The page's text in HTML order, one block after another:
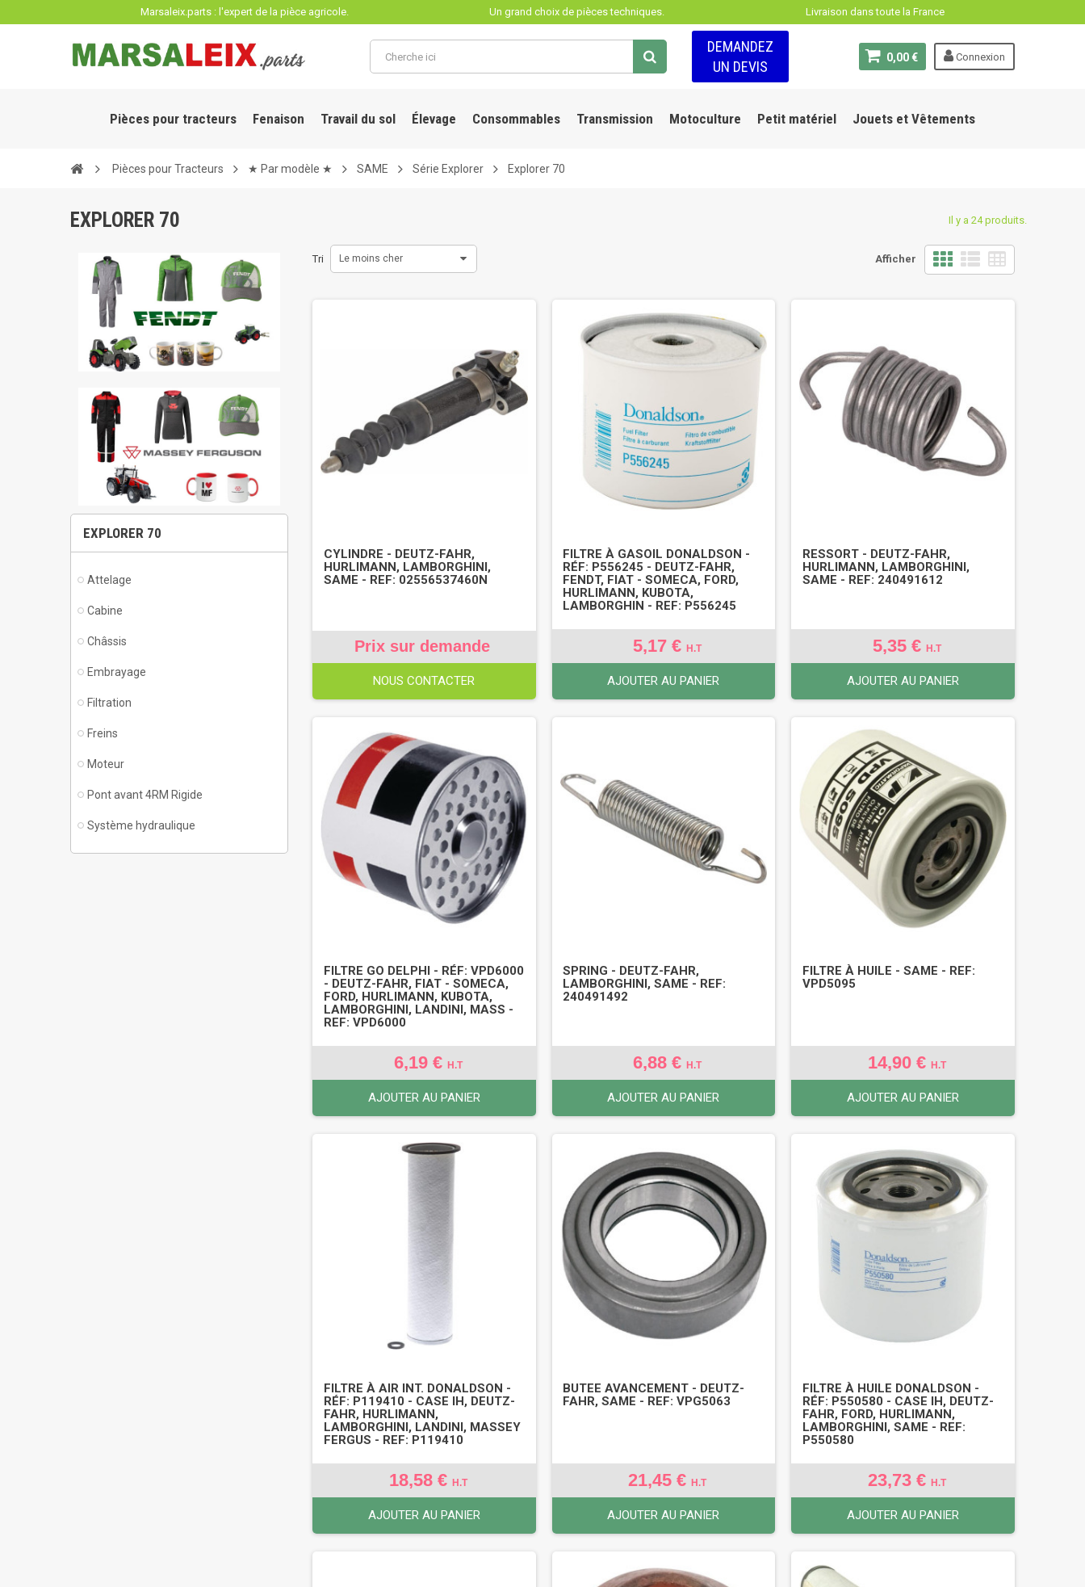
Marsaleix.parts : l'expert de la pièce agricole. Un grand choix de pièces techniques. Livraison dans toute la France
Connexion
0,00 €
DEMANDEZ
UN DEVIS
Pièces pour tracteurs Fenaison Travail du sol Élevage Consommables Transmission Motoculture Petit matériel Jouets et Vêtements
Pièces pour Tracteurs ★ Par modèle ★ SAME Série Explorer Explorer 70
EXPLORER 70 Il y a 24 produits.
EXPLORER 70
Attelage
Cabine
Châssis
Embrayage
Filtration
Freins
Moteur
Pont avant 4RM Rigide
Système hydraulique
Afficher
Tri Le moins cher
CYLINDRE - DEUTZ-FAHR,
HURLIMANN, LAMBORGHINI,
SAME - REF: 02556537460N
Prix sur demande
NOUS CONTACTER
FILTRE À GASOIL DONALDSON -
RÉF: P556245 - DEUTZ-FAHR,
FENDT, FIAT - SOMECA, FORD,
HURLIMANN, KUBOTA,
LAMBORGHIN - REF: P556245
5,17 €H.T
AJOUTER AU PANIER
RESSORT - DEUTZ-FAHR,
HURLIMANN, LAMBORGHINI,
SAME - REF: 240491612
5,35 €H.T
AJOUTER AU PANIER
FILTRE GO DELPHI - RÉF: VPD6000
- DEUTZ-FAHR, FIAT - SOMECA,
FORD, HURLIMANN, KUBOTA,
LAMBORGHINI, LANDINI, MASS -
REF: VPD6000
6,19 € H.T
AJOUTER AU PANIER
SPRING - DEUTZ-FAHR,
LAMBORGHINI, SAME - REF:
240491492
6,88 €H.T
AJOUTER AU PANIER
FILTRE À HUILE - SAME - REF:
VPD5095
14,90 €H.T
AJOUTER AU PANIER
FILTRE À AIR INT. DONALDSON -
RÉF: P119410 - CASE IH, DEUTZ-
FAHR, HURLIMANN,
LAMBORGHINI, LANDINI, MASSEY
FERGUS - REF: P119410
18,58 € H.T
AJOUTER AU PANIER
BUTEE AVANCEMENT - DEUTZ-
FAHR, SAME - REF: VPG5063
21,45 €H.T
AJOUTER AU PANIER
FILTRE À HUILE DONALDSON -
RÉF: P550580 - CASE IH, DEUTZ-
FAHR, FORD, HURLIMANN,
LAMBORGHINI, SAME - REF:
P550580
23,73 €H.T
AJOUTER AU PANIER
Panneau de gestion des cookies